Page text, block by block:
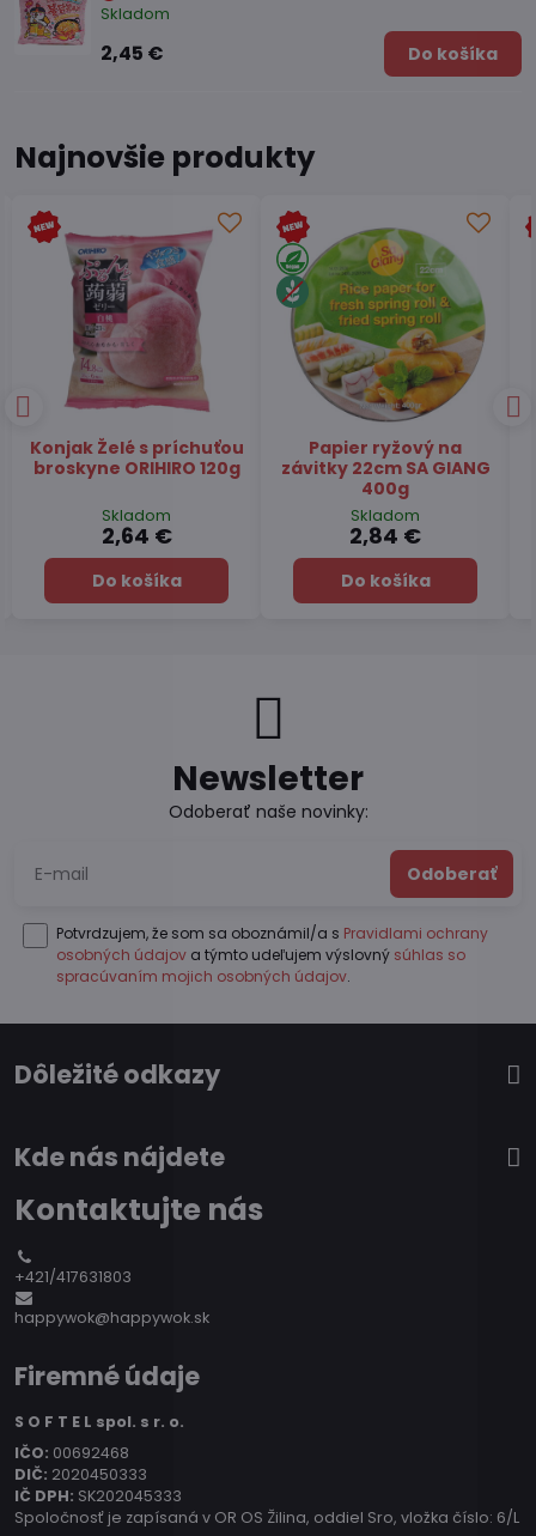
Skladom
2,45 € Do košíka
Najnovšie produkty
Čaj Matcha Yuzu
TSUBOICHI 5x10g
Skladom
7,45 €
Do košíka
Čaj zelený pražený
Hojicha latte TSUBOICHI
100g
Skladom
6,49 €
Do košíka
Newsletter
Odoberať naše novinky:
Odoberať
Potvrdzujem, že som sa oboznámil/a s Pravidlami ochrany
osobných údajov a týmto udeľujem výslovný súhlas so
spracúvaním mojich osobných údajov.
Dôležité odkazy
Kde nás nájdete
Kontaktujte nás
+421/417631803
happywok@happywok.sk
Firemné údaje
S O F T E L spol. s r. o.
IČO: 00692468
DIČ: 2020450333
IČ DPH: SK202045333
Spoločnosť je zapísaná v OR OS Žilina, oddiel Sro, vložka číslo: 6/L